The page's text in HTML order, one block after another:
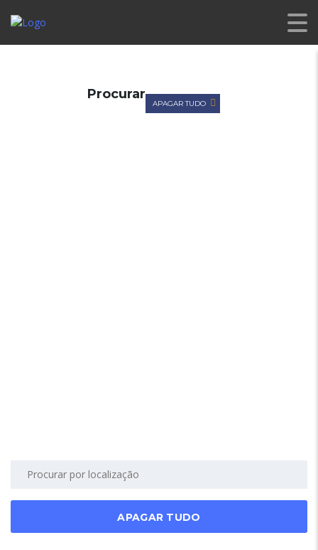
CL PREMIUM
Procurar
APAGAR TUDO
APAGAR TUDO